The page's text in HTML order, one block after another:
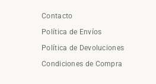
Contacto
Política de Envíos
Política de Devoluciones
Condiciones de Compra